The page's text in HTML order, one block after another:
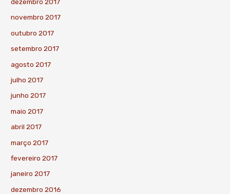
novembro 2017
outubro 2017
setembro 2017
agosto 2017
julho 2017
junho 2017
maio 2017
abril 2017
março 2017
fevereiro 2017
janeiro 2017
dezembro 2016